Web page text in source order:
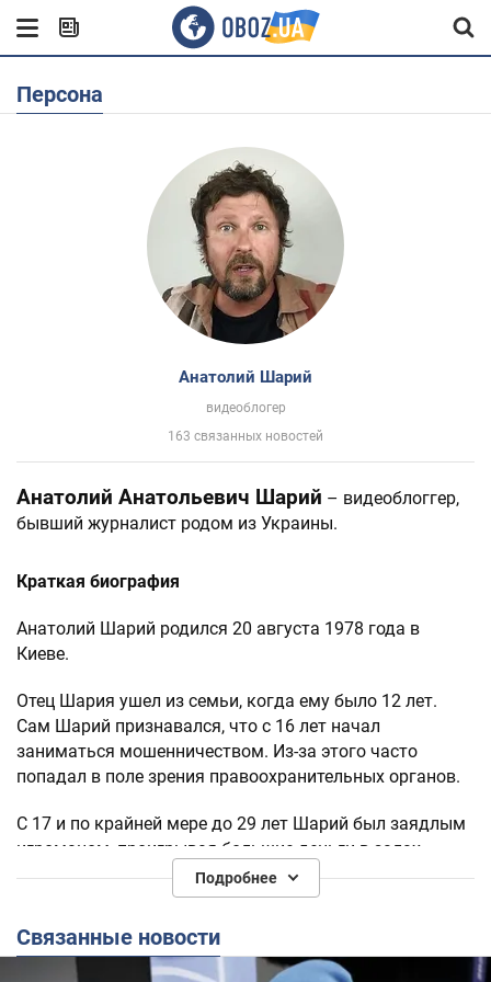
Персона
Анатолий Шарий
видеоблогер
163 связанных новостей
Анатолий Анатольевич Шарий – видеоблоггер,
бывший журналист родом из Украины.
Краткая биография
Анатолий Шарий родился 20 августа 1978 года в
Киеве.
Отец Шария ушел из семьи, когда ему было 12 лет.
Сам Шарий признавался, что с 16 лет начал
заниматься мошенничеством. Из-за этого часто
попадал в поле зрения правоохранительных органов.
С 17 и по крайней мере до 29 лет Шарий был заядлым
игроманом, проигрывая большие деньги в залах
игровых автоматов. Дошло даже до того, что он
выносил вещи из дома и сдавал их в ломбард.
Шарий утверждает, что якобы получил высшее
образование в институте разведки при Киевском
Подробнее
Связанные новости